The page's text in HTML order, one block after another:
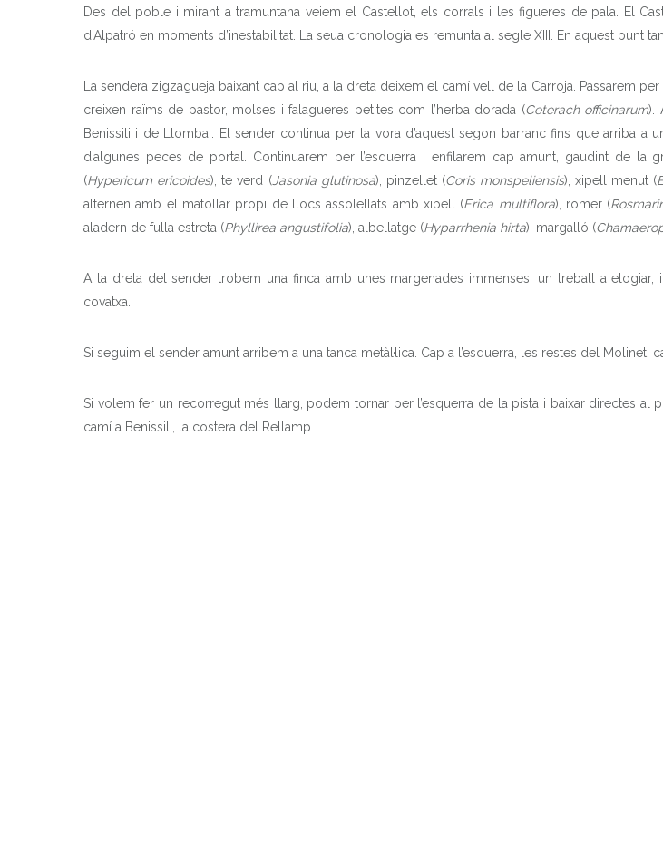
Des del poble i mirant a tramuntana veiem el Castellot, els corrals i les figueres de pala. El
d’Alpatró en moments d’inestabilitat. La seua cronologia es remunta al segle XIII. En aquest punt
La sendera zigzagueja baixant cap al riu, a la dreta deixem el camí vell de la Carroja. Passarem
creixen raïms de pastor, molses i falagueres petites com l’herba dorada (Ceterach officinarum).
Benissili i de Llombai. El sender continua per la vora d’aquest segon barranc fins que arriba a
d’algunes peces de portal. Continuarem per l’esquerra i enfilarem cap amunt, gaudint de
(Hypericum ericoides), te verd (Jasonia glutinosa), pinzellet (Coris monspeliensis), xipell menut (
alternen amb el matollar propi de llocs assolellats amb xipell (Erica multiflora), romer (
aladern de fulla estreta (Phyllirea angustifolia), albellatge (Hyparrhenia hirta), margalló (
A la dreta del sender trobem una finca amb unes margenades immenses, un treball a
covatxa.
Si seguim el sender amunt arribem a una tanca metàl·lica. Cap a l’esquerra, les restes del Molinet,
Si volem fer un recorregut més llarg, podem tornar per l’esquerra de la pista i baixar directes
camí a Benissili, la costera del Rellamp.